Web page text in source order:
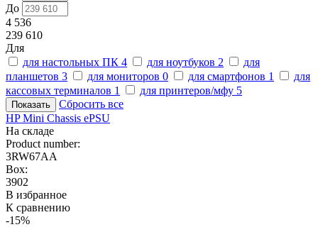
До
4 536
239 610
Для
для настольных ПК 4 для ноутбуков 2
для
планшетов 3 для мониторов 0 для смартфонов 1
для
кассовых терминалов 1 для принтеров/мфу 5
Сбросить все
HP Mini Chassis ePSU
На складе
Product number:
3RW67AA
Box:
3902
В избранное
К сравнению
-15%